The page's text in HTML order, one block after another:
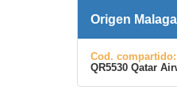
Origen
Cod. compartido:
QR5530 Qatar